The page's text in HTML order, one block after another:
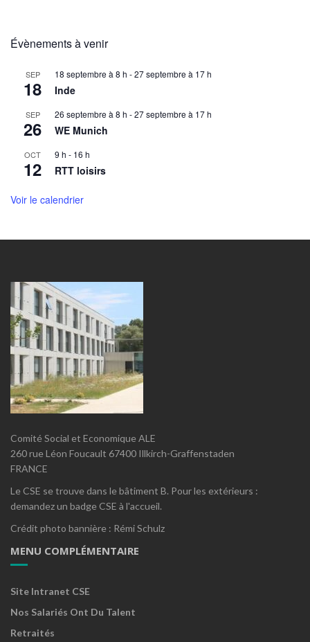
Évènements à venir
SEP
18
18 septembre à 8 h -27 septembre à 17 h
Inde
SEP
26
26 septembre à 8 h -27 septembre à 17 h
WE Munich
OCT
12
9 h - 16 h
RTT loisirs
Voir le calendrier
Comité Social et Economique ALE
260 rue Léon Foucault 67400 Illkirch-Graffenstaden
FRANCE
Le CSE se trouve dans le bâtiment B. Pour les extérieurs :
demandez un badge CSE à l'accueil.
Crédit photo bannière : Rémi Schulz
MENU COMPLÉMENTAIRE
Site Intranet CSE
Nos Salariés Ont Du Talent
Retraités